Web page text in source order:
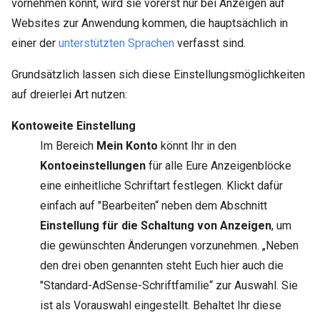
vornehmen könnt, wird sie vorerst nur bei Anzeigen auf
Websites zur Anwendung kommen, die hauptsächlich in
einer der unterstützten Sprachen verfasst sind.
Grundsätzlich lassen sich diese Einstellungsmöglichkeiten
auf dreierlei Art nutzen:
Kontoweite Einstellung
Im Bereich Mein Konto könnt Ihr in den
Kontoeinstellungen für alle Eure Anzeigenblöcke
eine einheitliche Schriftart festlegen. Klickt dafür
einfach auf "Bearbeiten“ neben dem Abschnitt
Einstellung für die Schaltung von Anzeigen, um
die gewünschten Änderungen vorzunehmen. „Neben
den drei oben genannten steht Euch hier auch die
"Standard-AdSense-Schriftfamilie“ zur Auswahl. Sie
ist als Vorauswahl eingestellt. Behaltet Ihr diese